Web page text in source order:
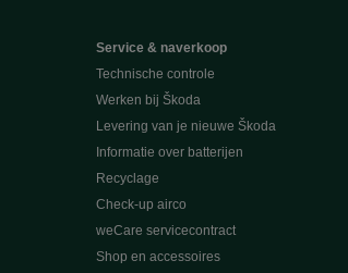
Service & naverkoop
Technische controle
Werken bij Škoda
Levering van je nieuwe Škoda
Informatie over batterijen
Recyclage
Check-up airco
weCare servicecontract
Shop en accessoires